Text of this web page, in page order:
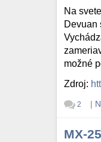
Na
Devuan
možné
Zdroj:
2 |
MX-